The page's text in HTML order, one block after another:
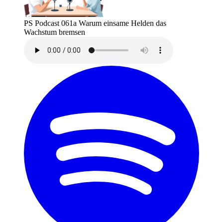
PS Podcast 061a Warum einsame Helden das
Wachstum bremsen